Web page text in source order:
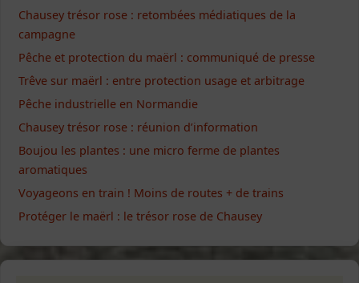
Chausey trésor rose : retombées médiatiques de la
campagne
Pêche et protection du maërl : communiqué de presse
Trêve sur maërl : entre protection usage et arbitrage
Pêche industrielle en Normandie
Chausey trésor rose : réunion d’information
Boujou les plantes : une micro ferme de plantes
aromatiques
Voyageons en train ! Moins de routes + de trains
Protéger le maërl : le trésor rose de Chausey